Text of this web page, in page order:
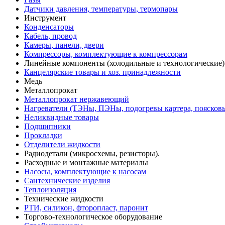
Датчики давления, температуры, термопары
Инструмент
Конденсаторы
Кабель, провод
Камеры, панели, двери
Компрессоры, комплектующие к компрессорам
Линейные компоненты (холодильные и технологические)
Канцелярские товары и хоз. принадлежности
Медь
Металлопрокат
Металлопрокат нержавеющий
Нагреватели (ТЭНы, ПЭНы, подогревы картера,
Неликвидные товары
Подшипники
Прокладки
Отделители жидкости
Радиодетали (микросхемы, резисторы).
Расходные и монтажные материалы
Насосы, комплектующие к насосам
Сантехнические изделия
Теплоизоляция
Технические жидкости
РТИ, силикон, фторопласт, паронит
Торгово-технологическое оборудование